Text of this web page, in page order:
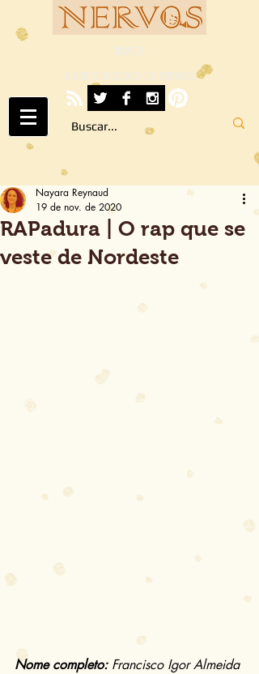
NERVOS
A ARTE SOB TODOS OS SENTIDOS
RAPadura | O rap que se
veste de Nordeste
Nayara Reynaud
19 de nov. de 2020
Nome completo: Francisco Igor Almeida